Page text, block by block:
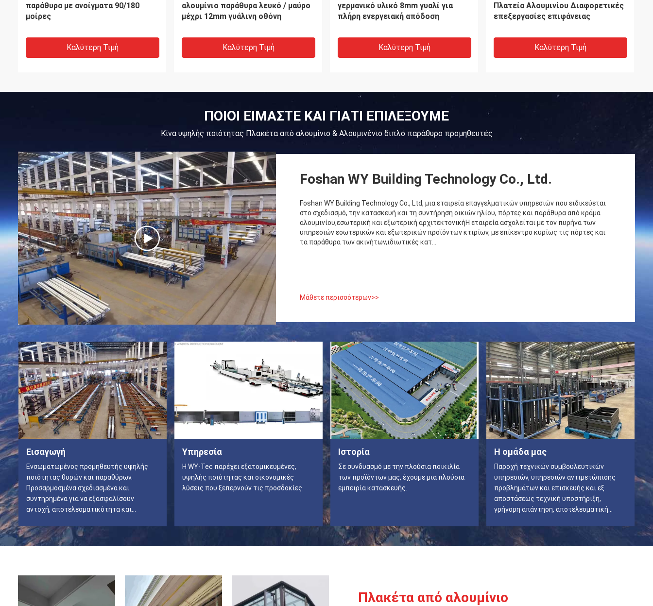
Πνευροστασία παραθύρων 5mm
6mm 8mm 10mm 12mm πάχος
Καλύτερη Τιμή
Windows Σιλικόνη Σφραγιστικό για
την Οικιακή Διακόσμηση
Καλύτερη Τιμή
διασταυρωμένα παράθυρα από
αλουμίνιο 1.2 mm-2.0 mm πάχος
Καλύτερη Τιμή
Πυροσκεπασμένα
Καλύτερη Τιμή
ΠΟΙΟΙ ΕΙΜΑΣΤΕ ΚΑΙ ΓΙΑΤΙ ΕΠΙΛΕΞΟΥΜΕ
Κίνα υψηλής ποιότητας Πλακέτα από αλουμίνιο & Αλουμινένιο διπλό παράθυρο προμηθευτές
Foshan WY Building Technology Co., Ltd.
Foshan WY Building Technology Co., Ltd, μια εταιρεία επαγγελματικών υπηρεσιών που ειδικεύεται
στο σχεδιασμό, την κατασκευή και τη συντήρηση οικιών ηλίου, πόρτες και παράθυρα από κράμα
αλουμινίου,εσωτερική και εξωτερική αρχιτεκτονικήΗ εταιρεία ασχολείται με τον πυρήνα των
υπηρεσιών εσωτερικών και εξωτερικών προϊόντων κτιρίων, με επίκεντρο κυρίως τις πόρτες και
τα παράθυρα των ακινήτων,ιδιωτικές κατ...
Μάθετε περισσότερων>>
Εισαγωγή
Ενσωματωμένος προμηθευτής υψηλής
ποιότητας θυρών και παραθύρων.
Προσαρμοσμένα σχεδιασμένα και
συντηρημένα για να εξασφαλίσουν
αντοχή, αποτελεσματικότητα και
Υπηρεσία
Η WY-Tec παρέχει εξατομικευμένες,
υψηλής ποιότητας και οικονομικές
λύσεις που ξεπερνούν τις προσδοκίες.
Ιστορία
Σε συνδυασμό με την πλούσια ποικιλία
των προϊόντων μας, έχουμε μια πλούσια
εμπειρία κατασκευής.
Η ομάδα μας
Παροχή τεχνικών συμβουλευτικών
υπηρεσιών, υπηρεσιών αντιμετώπισης
προβλημάτων και επισκευής και εξ
αποστάσεως τεχνική υποστήριξη,
γρήγορη απάντηση, αποτελεσματική
Πλακέτα από αλουμίνιο